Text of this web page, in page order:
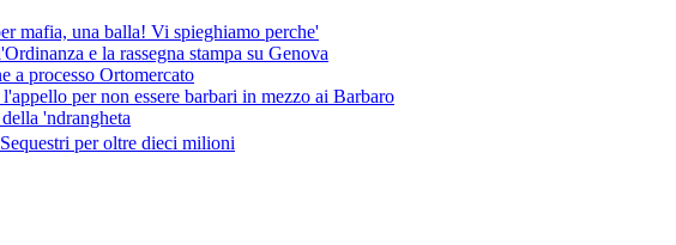
mafia, una balla! Vi spieghiamo perche'
e la rassegna stampa su Genova
a processo Ortomercato
per non essere barbari in mezzo ai Barbaro
'ndrangheta
per oltre dieci milioni